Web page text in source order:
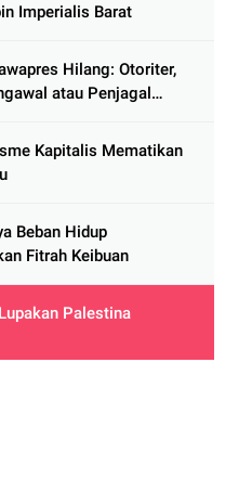
Imperialis Barat
Hilang: Otoriter,
atau Penjagal
Kapitalis Mematikan
Beban Hidup
Fitrah Keibuan
Palestina